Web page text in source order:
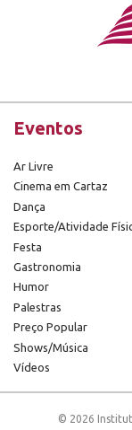
Eventos
Ar Livre
Cinema em Cartaz
Dança
Esporte/Atividade
Festa
Gastronomia
Humor
Palestras
Preço Popular
Shows/Música
Vídeos
© 2026